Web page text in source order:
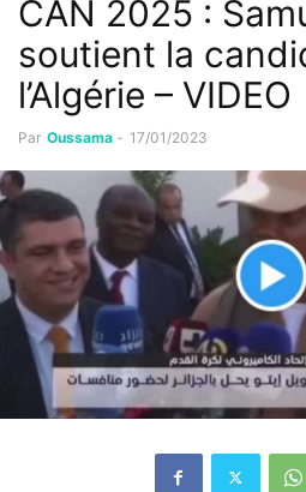
CAN 2025 :
soutient la
l’Algérie – VIDEO
Par Oussama - 17/01/2023